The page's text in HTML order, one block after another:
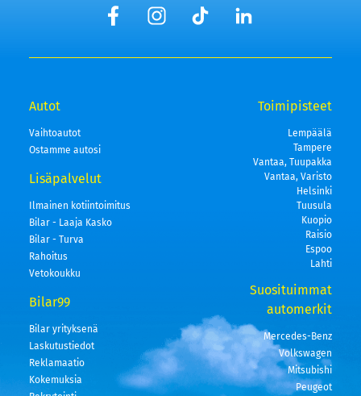
Autot
Vaihtoautot
Ostamme autosi
Lisäpalvelut
Ilmainen kotiintoimitus
Bilar - Laaja Kasko
Bilar - Turva
Rahoitus
Vetokoukku
Bilar99
Bilar yrityksenä
Laskutustiedot
Reklamaatio
Kokemuksia
Toimipisteet
Lempäälä
Tampere
Vantaa, Tuupakka
Vantaa, Varisto
Helsinki
Tuusula
Kuopio
Raisio
Espoo
Lahti
Suosituimmat
automerkit
Mercedes-Benz
Volkswagen
Mitsubishi
Peugeot